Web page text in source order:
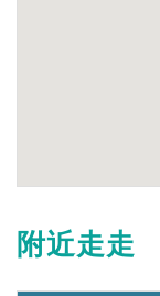
附近走走